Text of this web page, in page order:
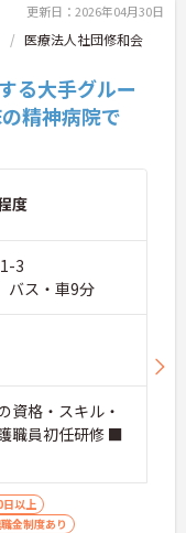
更新日：2026年04月30日
医療法人社団修和会
る大手グルー
精神病院で
度
3
バス・車9分
資格・スキル・
職員初任研修 ■
以上
金制度あり